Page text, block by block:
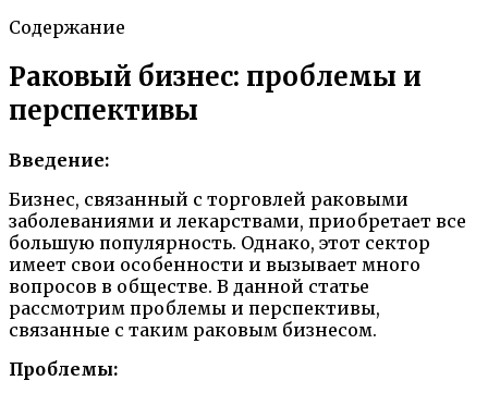
Содержание
Раковый бизнес: проблемы и
перспективы
Введение:
Бизнес, связанный с торговлей раковыми
заболеваниями и лекарствами, приобретает все
большую популярность. Однако, этот сектор
имеет свои особенности и вызывает много
вопросов в обществе. В данной статье
рассмотрим проблемы и перспективы,
связанные с таким раковым бизнесом.
Проблемы: